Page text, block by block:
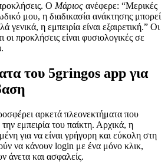
Ο Μάριος ανέφερε: “Μερικές
μου, η διαδικασία ανάκτησης μπορεί
γενικά, η εμπειρία είναι εξαιρετική.” Οι
οι προκλήσεις είναι φυσιολογικές σε
του 5gringos app για
αρκετά πλεονεκτήματα που
εμπειρία του παίκτη. Αρχικά, η
για να είναι γρήγορη και εύκολη στη
να κάνουν login με ένα μόνο κλικ,
άνετα και ασφαλείς.